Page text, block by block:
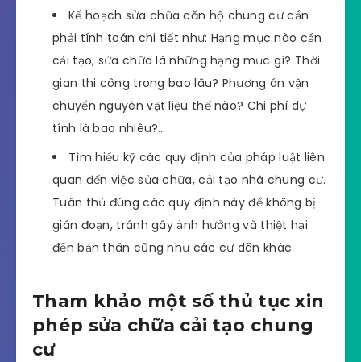
Kế hoạch sửa chữa căn hộ chung cư cần
phải tính toán chi tiết như: Hạng mục nào cần
cải tạo, sửa chữa là những hạng mục gì? Thời
gian thi công trong bao lâu? Phương án vận
chuyển nguyên vật liệu thế nào? Chi phí dự
tính là bao nhiêu?…
Tìm hiểu kỹ các quy định của pháp luật liên
quan đến việc sửa chữa, cải tạo nhà chung cư.
Tuân thủ đúng các quy định này để không bị
gián đoạn, tránh gây ảnh hưởng và thiệt hại
đến bản thân cũng như các cư dân khác.
Tham khảo một số thủ tục xin
phép sửa chữa cải tạo chung
cư